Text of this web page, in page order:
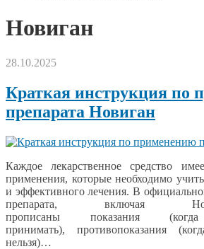
Новиган
28.10.2025
Краткая инструкция по
препарата Новиган
Каждое лекарственное средство
применения, которые необходимо
и эффективного лечения. В
препарата, включая
прописаны показания
принимать), противопоказания
нельзя)…